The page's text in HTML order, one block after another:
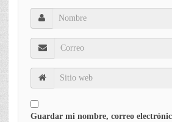
Guardar mi nombre, correo